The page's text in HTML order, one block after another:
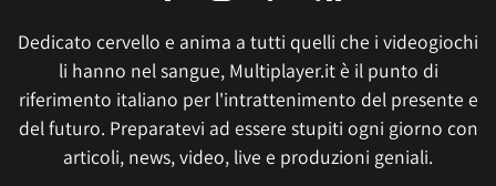
Dedicato cervello e anima a tutti quelli che i videogiochi
li hanno nel sangue, Multiplayer.it è il punto di
riferimento italiano per l'intrattenimento del presente e
del futuro. Preparatevi ad essere stupiti ogni giorno con
articoli, news, video, live e produzioni geniali.